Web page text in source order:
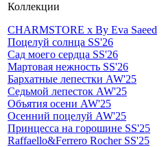
Коллекции
CHARMSTORE х By Eva Saeed
Поцелуй солнца SS'26
Сад моего сердца SS'26
Мартовая нежность SS'26
Бархатные лепестки AW'25
Седьмой лепесток AW'25
Объятия осени AW'25
Осенний поцелуй AW'25
Принцесса на горошине SS'25
Raffaello&Ferrero Rocher SS'25